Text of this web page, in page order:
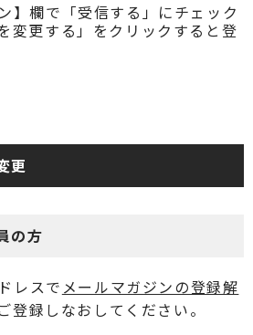
】欄で「受信する」にチェック
変更する」をクリックすると登
更
の方
レスで メールマガジンの登録解
登録しなおしてください。